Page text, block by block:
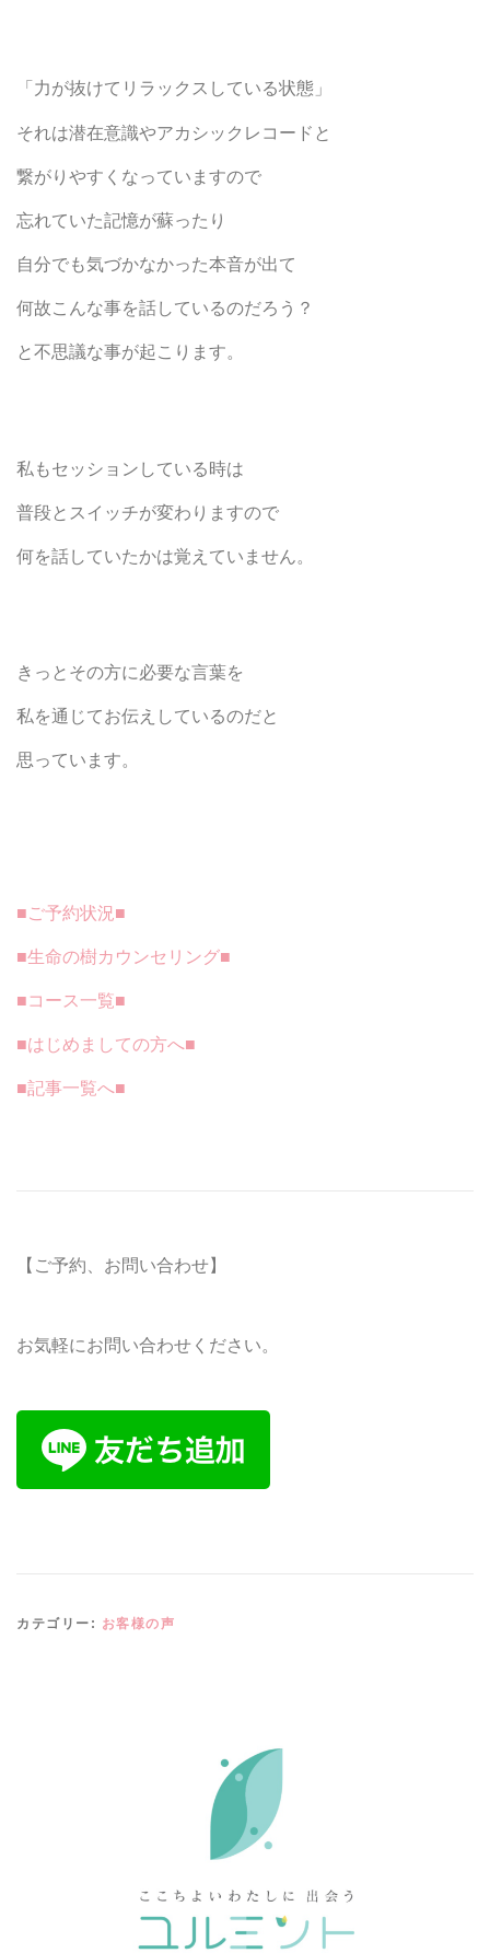
「力が抜けてリラックスしている状態」
それは潜在意識やアカシックレコードと
繋がりやすくなっていますので
忘れていた記憶が蘇ったり
自分でも気づかなかった本音が出て
何故こんな事を話しているのだろう？
と不思議な事が起こります。
私もセッションしている時は
普段とスイッチが変わりますので
何を話していたかは覚えていません。
きっとその方に必要な言葉を
私を通じてお伝えしているのだと
思っています。
■ご予約状況■
■生命の樹カウンセリング■
■コース一覧■
■はじめましての方へ■
■記事一覧へ■
【ご予約、お問い合わせ】
お気軽にお問い合わせください。
カテゴリー: お客様の声